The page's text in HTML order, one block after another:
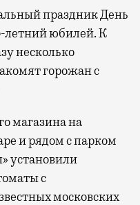
летний юбилей. К
несколько
горожан с
магазина на
и рядом с парком
установили
с
московских